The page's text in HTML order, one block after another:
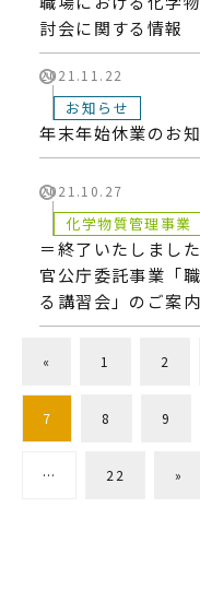
討会に関する情報
2021.11.22
お知らせ
年末年始休業のお
2021.10.27
化学物質管理事業
＝終了いたしまし
官公庁委託事業「
る講習会」のご案内
« 1 2
7 8 9
… 22 »